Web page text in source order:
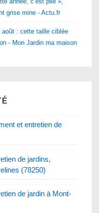
grise mine - Actu.fr
août : cette taille ciblée
- Mon Jardin ma maison
et entretien de
de jardins,
(78250)
de jardin à Mont-